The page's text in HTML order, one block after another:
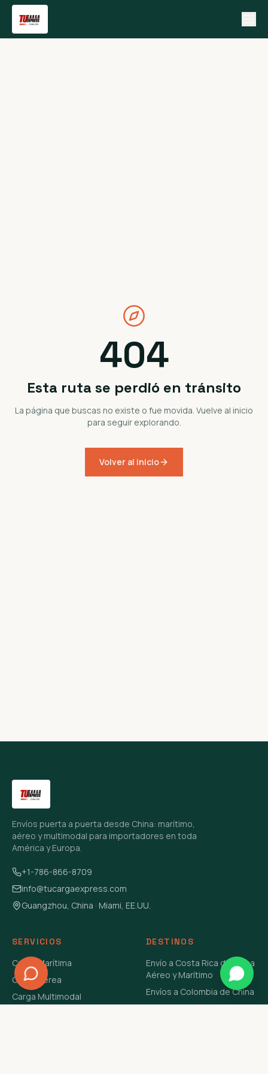
404
Esta ruta se perdió en tránsito
La página que buscas no existe o fue movida. Vuelve al inicio
para seguir explorando.
Volver al inicio
Envíos puerta a puerta desde China: marítimo,
aéreo y multimodal para importadores en toda
América y Europa.
+1-786-866-8709
info@tucargaexpress.com
Guangzhou, China · Miami, EE.UU.
SERVICIOS
Carga Marítima
Carga Aérea
Carga Multimodal
DESTINOS
Envío a Costa Rica de China
Aéreo y Marítimo
Envíos a Colombia de China